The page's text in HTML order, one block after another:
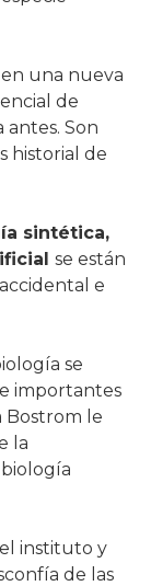
una nueva
de
Son
historial de
sintética,
se están
e
se
importantes
Bostrom le
la
instituto y
de las